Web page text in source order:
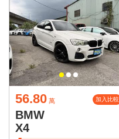
56.80 萬 加入比較
BMW
X4